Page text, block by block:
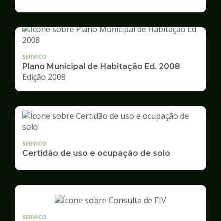
Desenvolvimento
Urbano
SERVICO
Plano Municipal de Habitação Ed. 2008
Edição 2008
SERVICO
Certidão de uso e ocupação de solo
SERVICO